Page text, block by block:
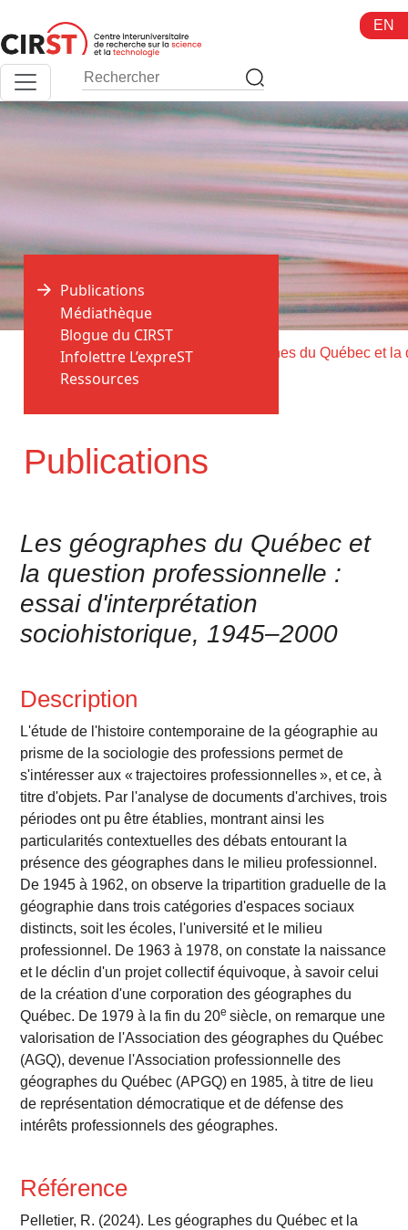
au
contenu
EN
Accueil > Publications >
Publications
Publications
Médiathèque
Blogue du CIRST
Infolettre L’expreST
Ressources
Les géographes du Québec et
la question professionnelle :
essai d'interprétation
sociohistorique, 1945–2000
Description
L'étude de l'histoire contemporaine de la géographie au
prisme de la sociologie des professions permet de
s'intéresser aux « trajectoires professionnelles », et ce, à
titre d'objets. Par l'analyse de documents d'archives, trois
périodes ont pu être établies, montrant ainsi les
particularités contextuelles des débats entourant la
présence des géographes dans le milieu professionnel.
De 1945 à 1962, on observe la tripartition graduelle de la
géographie dans trois catégories d'espaces sociaux
distincts, soit les écoles, l'université et le milieu
professionnel. De 1963 à 1978, on constate la naissance
et le déclin d'un projet collectif équivoque, à savoir celui
de la création d'une corporation des géographes du
Québec. De 1979 à la fin du 20esiècle, on remarque une
valorisation de l'Association des géographes du Québec
(AGQ), devenue l'Association professionnelle des
géographes du Québec (APGQ) en 1985, à titre de lieu
de représentation démocratique et de défense des
intérêts professionnels des géographes.
Référence
Pelletier, R. (2024). Les géographes du Québec et la